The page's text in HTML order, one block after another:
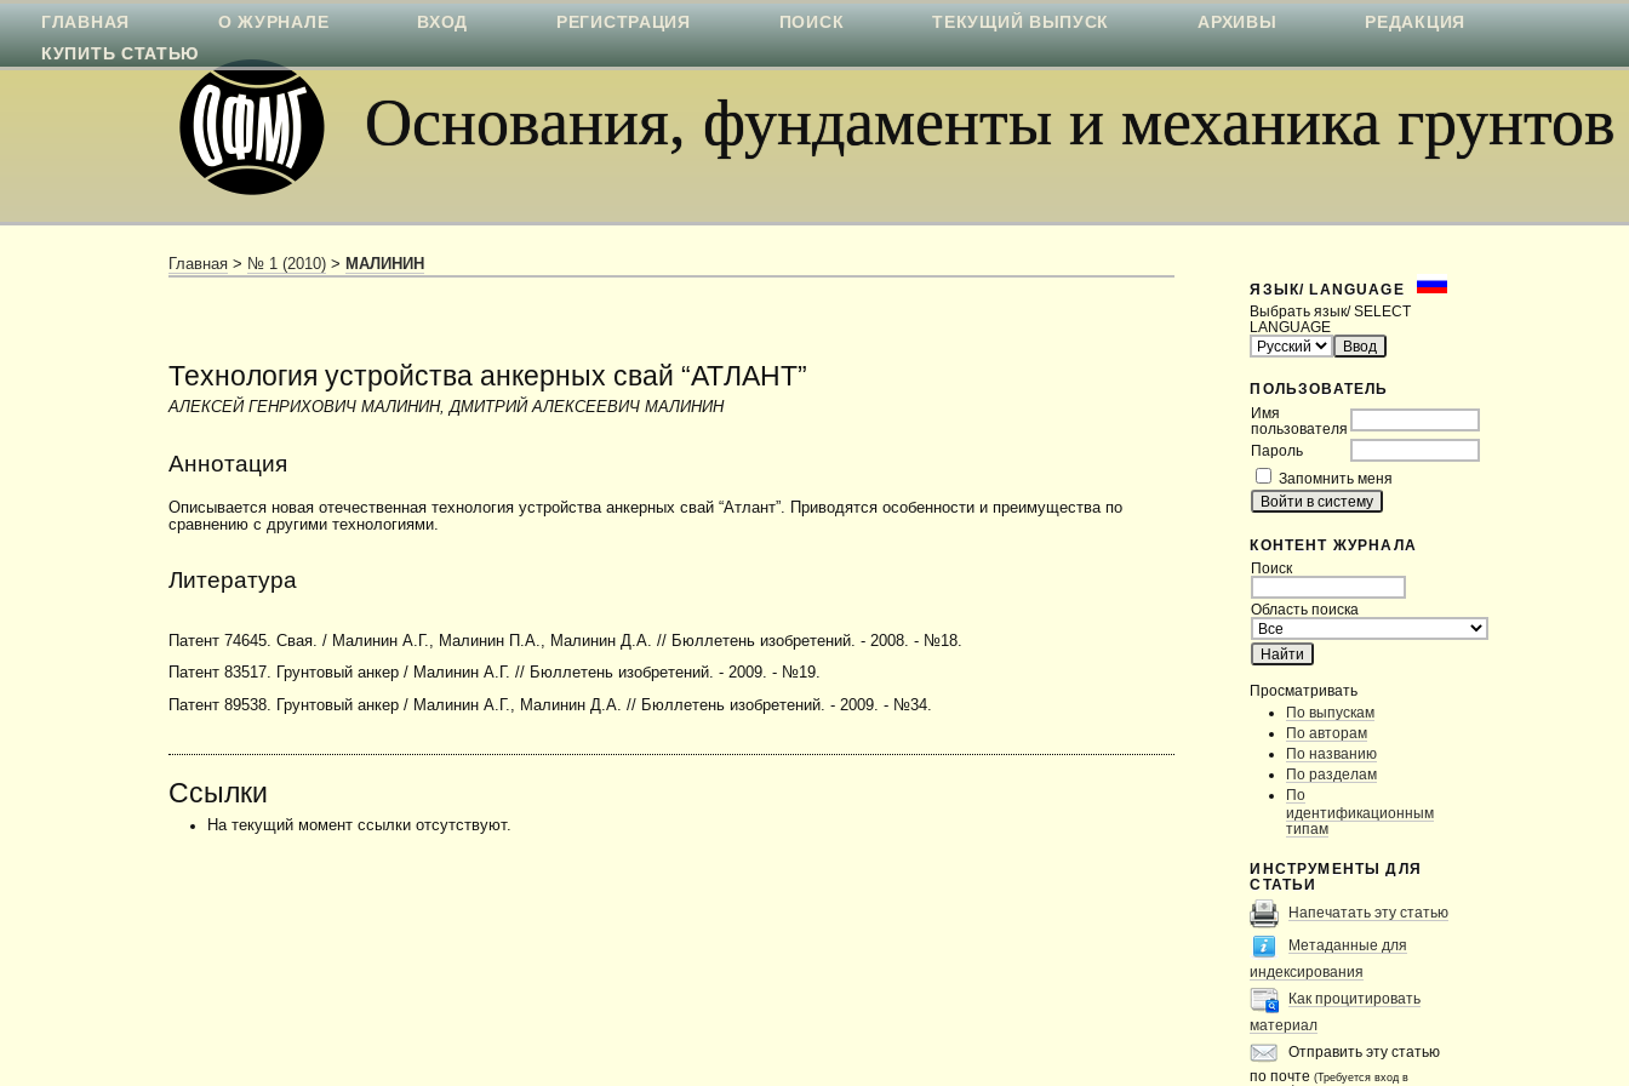
Основания, фундаменты и механика грунтов
ЯЗЫК/ LANGUAGE
Выбрать язык/ SELECT
LANGUAGE
ПОЛЬЗОВАТЕЛЬ
Имя
пользователя
Пароль
Запомнить меня
КОНТЕНТ ЖУРНАЛА
Поиск
Область поиска
Просматривать
По выпускам
По авторам
По названию
По разделам
По
идентификационным
типам
ИНСТРУМЕНТЫ ДЛЯ
СТАТЬИ
Напечатать эту статью
Метаданные для
индексирования
Как процитировать
материал
Отправить эту статью
по почте(Требуется вход в
ГЛАВНАЯ О ЖУРНАЛЕ ВХОД РЕГИСТРАЦИЯ ПОИСК ТЕКУЩИЙ ВЫПУСК АРХИВЫ
РЕДАКЦИЯ
КУПИТЬ СТАТЬЮ
Главная > № 1 (2010) > МАЛИНИН
Технология устройства анкерных свай “АТЛАНТ”
АЛЕКСЕЙ ГЕНРИХОВИЧ МАЛИНИН, ДМИТРИЙ АЛЕКСЕЕВИЧ МАЛИНИН
Аннотация
Описывается новая отечественная технология устройства анкерных свай “Атлант”. Приводятся особенности и преимущества по
сравнению с другими технологиями.
Литература
Патент 74645. Свая. / Малинин А.Г., Малинин П.А., Малинин Д.А. // Бюллетень изобретений. - 2008. - №18.
Патент 83517. Грунтовый анкер / Малинин А.Г. // Бюллетень изобретений. - 2009. - №19.
Патент 89538. Грунтовый анкер / Малинин А.Г., Малинин Д.А. // Бюллетень изобретений. - 2009. - №34.
Ссылки
На текущий момент ссылки отсутствуют.